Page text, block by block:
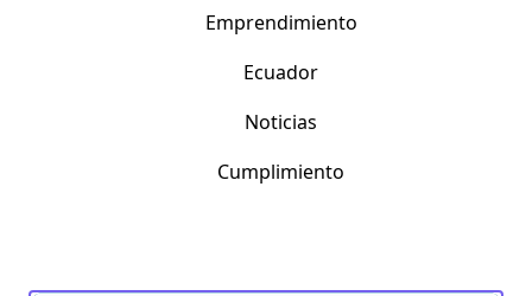
Emprendimiento
Ecuador
Noticias
Cumplimiento